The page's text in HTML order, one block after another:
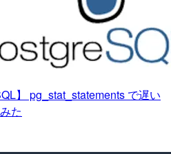
】 pg_stat_statements で遅い
た